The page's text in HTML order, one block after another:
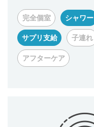
完全個室 シャワー
サプリ支給 子連れ
アフターケア